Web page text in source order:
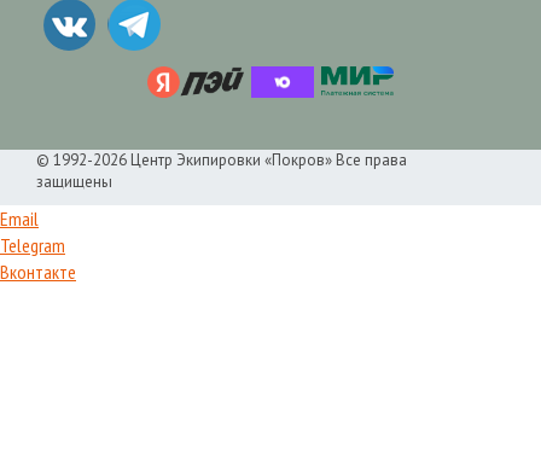
© 1992-2026 Центр Экипировки «Покров» Все права
защищены
Email
Telegram
Вконтакте